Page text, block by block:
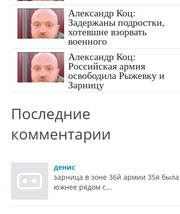
Александр Коц:
Задержаны подростки,
хотевшие взорвать
военного
Александр Коц:
Российская армия
освободила Рыжевку и
Зарницу
Последние
комментарии
денис
зарница в зоне 36й армии 35я была
южнее рядом с...